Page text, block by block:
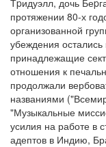
Тpидуэлл, дочь
протяжении 80-х
организованной
убеждения
принадлежащие
отношения к
продолжали
названиями
"Музыкальные
усилия на работе в
адептов в Индию,